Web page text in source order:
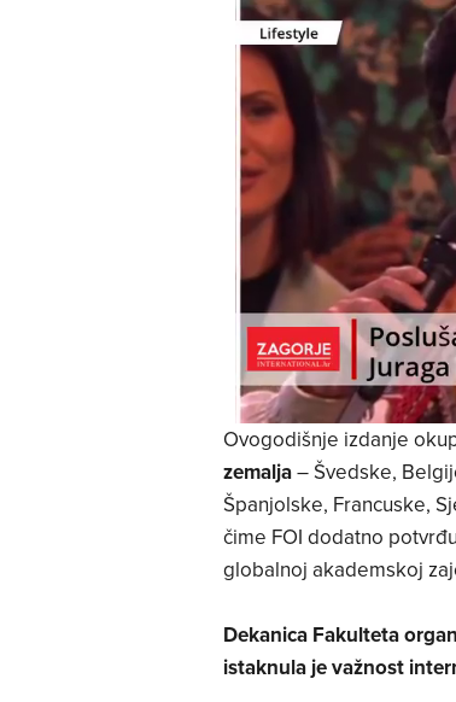
Ovogodišnje izdanje
zemalja– Švedske,
Španjolske, Francuske,
čime FOI dodatno
globalnoj akademskoj
Dekanica Fakulteta
istaknula je važnost